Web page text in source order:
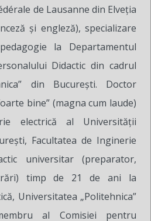
de Lausanne din Elveția
și engleză), specializare
la Departamentul
Didactic din cadrul
din București. Doctor
bine” (magna cum laude)
electrică al Universității
Facultatea de Inginerie
universitar (preparator,
timp de 21 de ani la
Universitatea „Politehnica”
al Comisiei pentru